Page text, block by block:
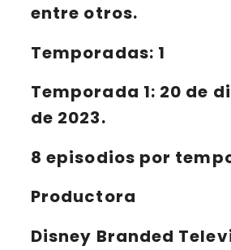
entre otros.
Temporadas: 1
Temporada 1: 20 de
de 2023.
8 episodios por
Productora
Disney Branded